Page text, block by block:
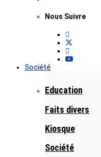
Nous Suivre
Société
Education
Faits divers
Kiosque
Société